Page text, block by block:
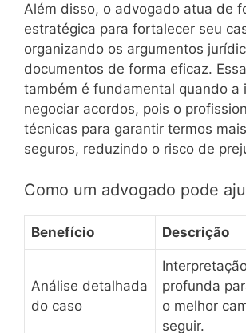
Além disso, o advogado atua de
estratégica para fortalecer seu
organizando os argumentos
documentos de forma eficaz.
também é fundamental quando a
negociar acordos, pois o
técnicas para garantir termos
seguros, reduzindo o risco de
Como um advogado pode
Benefício Descrição
Análise detalhada
do caso
profunda
o melhor
seguir.